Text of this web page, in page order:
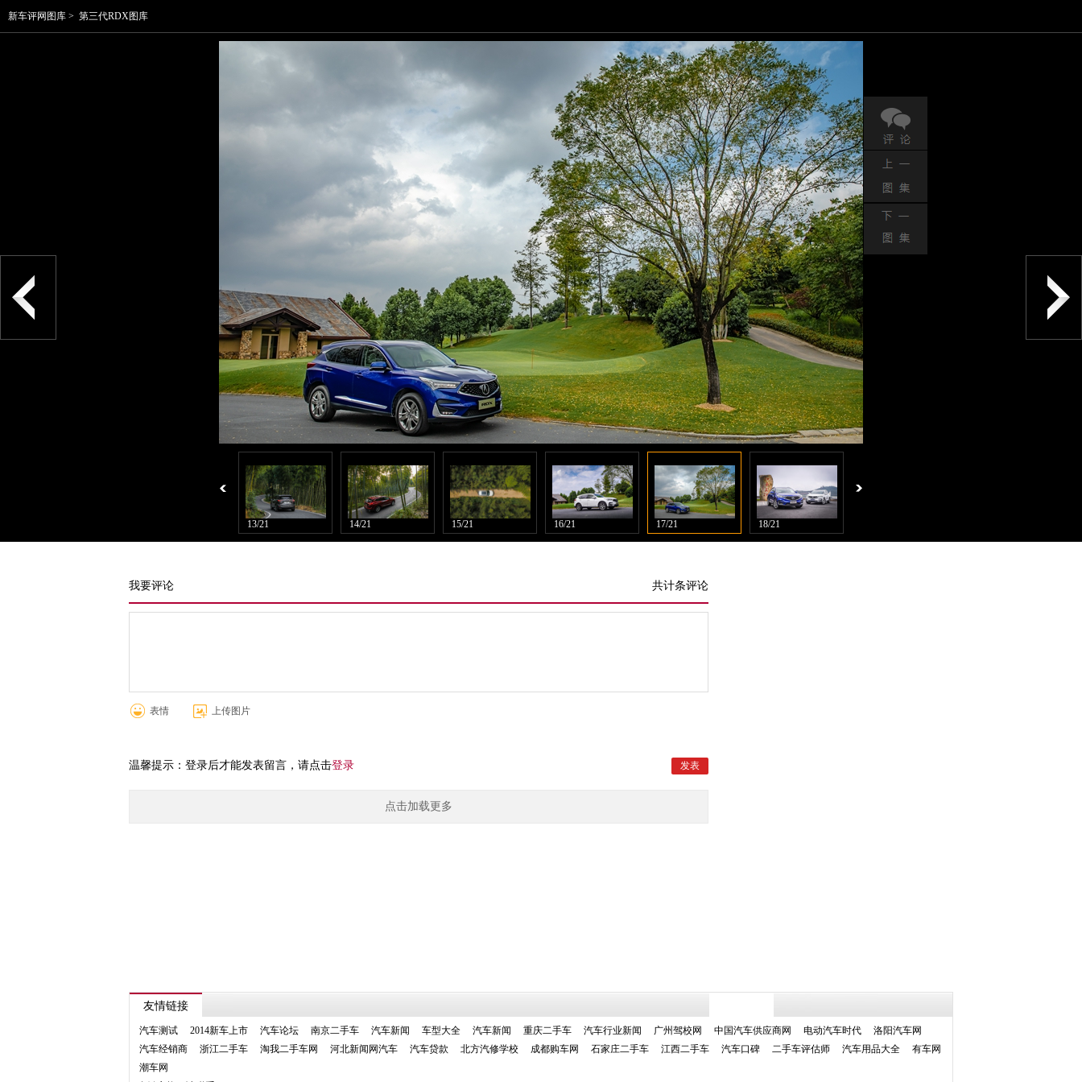
新车评网图库 > 第三代RDX图库
13/21 14/21 15/21 16/21 17/21 18/21
共计条评论
我要评论
表情 上传图片
温馨提示：登录后才能发表留言，请点击登录
点击加载更多
友情链接
汽车测试 2014新车上市 汽车论坛 南京二手车 汽车新闻 车型大全 汽车新闻 重庆二手车 汽车行业新闻 广州驾校网 中国汽车供应商网 电动汽车时代
洛阳汽车网
汽车经销商
浙江二手车 淘我二手车网 河北新闻网汽车 汽车贷款 北方汽修学校 成都购车网 石家庄二手车 江西二手车 汽车口碑 二手车评估师 汽车用品大全
有车网
潮车网